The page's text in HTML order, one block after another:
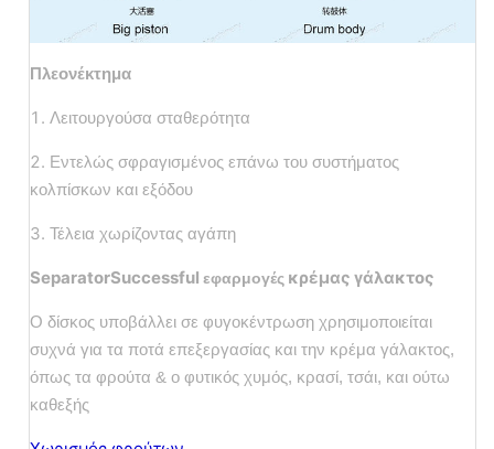
Πλεονέκτημα
1. Λειτουργούσα σταθερότητα
2. Εντελώς σφραγισμένος επάνω του συστήματος
κολπίσκων και εξόδου
3. Τέλεια χωρίζοντας αγάπη
SeparatorSuccessful εφαρμογές κρέμας γάλακτος
Ο δίσκος υποβάλλει σε φυγοκέντρωση χρησιμοποιείται
συχνά για τα ποτά επεξεργασίας και την κρέμα γάλακτος,
όπως τα φρούτα & ο φυτικός χυμός, κρασί, τσάι, και ούτω
καθεξής